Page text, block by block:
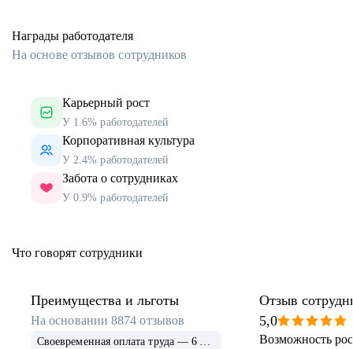
Награды работодателя
На основе отзывов сотрудников
Карьерный рост
У 1.6% работодателей
Корпоративная культура
У 2.4% работодателей
Забота о сотрудниках
У 0.9% работодателей
Что говорят сотрудники
Преимущества и льготы
На основании8874 отзывов
Своевременная оплата труда — 6 915
Отзыв
5,0
Возможность